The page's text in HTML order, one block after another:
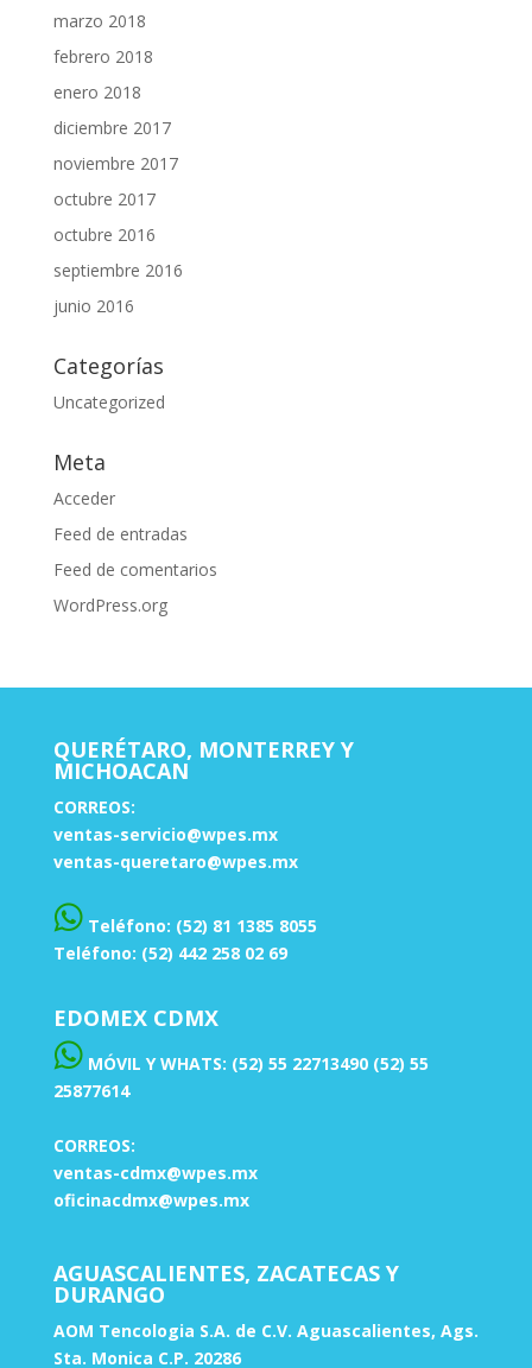
marzo 2018
febrero 2018
enero 2018
diciembre 2017
noviembre 2017
octubre 2017
octubre 2016
septiembre 2016
junio 2016
Categorías
Uncategorized
Meta
Acceder
Feed de entradas
Feed de comentarios
WordPress.org
QUERÉTARO, MONTERREY Y
MICHOACAN
CORREOS:
ventas-servicio@wpes.mx
ventas-queretaro@wpes.mx
Teléfono: (52) 81 1385 8055
Teléfono: (52) 442 258 02 69
EDOMEX CDMX
MÓVIL Y WHATS: (52) 55 22713490 (52) 55
25877614
CORREOS:
ventas-cdmx@wpes.mx
oficinacdmx@wpes.mx
AGUASCALIENTES, ZACATECAS Y
DURANGO
AOM Tencologia S.A. de C.V. Aguascalientes, Ags.
Sta. Monica C.P. 20286